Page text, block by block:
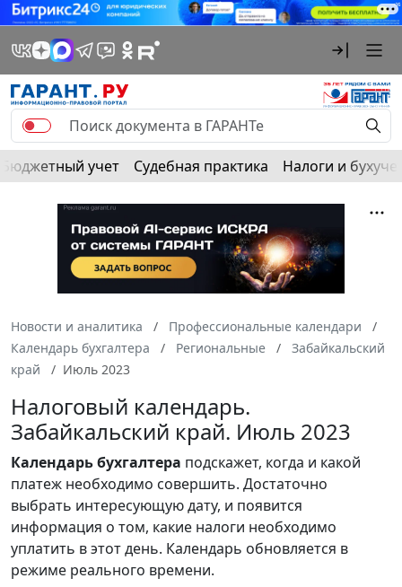
Бюджетный учет Судебная практика Налоги и
Новости и аналитика
Профессиональные календари
Календарь бухгалтера
Региональные
Забайкальский
край
Июль 2023
Налоговый календарь.
Забайкальский край. Июль 2023
Календарьбухгалтера подскажет, когда и какой
платеж необходимо совершить. Достаточно
выбрать интересующую дату, и появится
информация о том, какие налоги необходимо
уплатить в этот день. Календарь обновляется в
режиме реального времени.